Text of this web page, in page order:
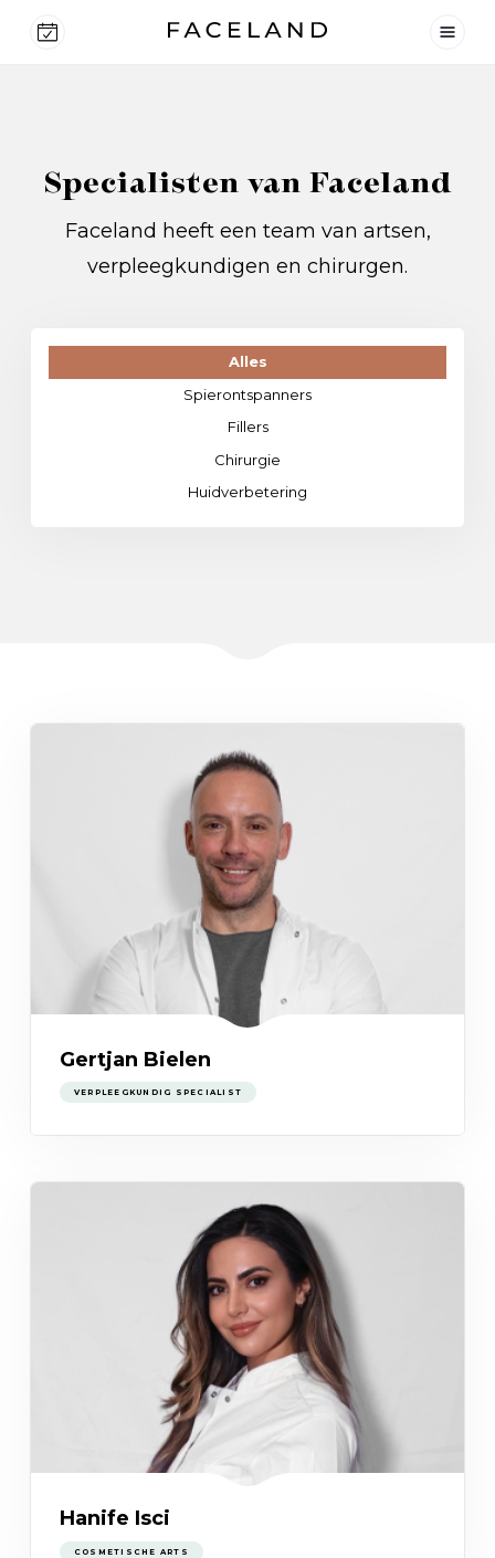
Specialisten van Faceland
Faceland heeft een team van artsen,
verpleegkundigen en chirurgen.
Alles
Spierontspanners
Fillers
Chirurgie
Huidverbetering
Gertjan Bielen
VERPLEEGKUNDIG SPECIALIST
Hanife Isci
COSMETISCHE ARTS